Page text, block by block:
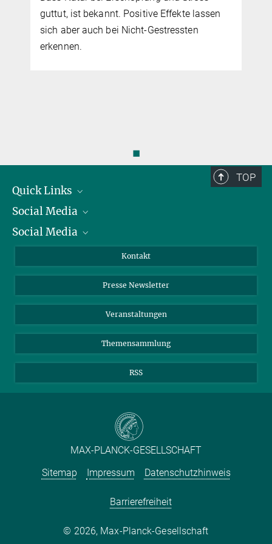
guttut, ist bekannt. Positive Effekte lassen
sich aber auch bei Nicht-Gestressten
erkennen.
◼
TOP
Quick Links
Präsident
Zahlen und Fakten
Meldestelle Fehlverhalten
Social Media
Bluesky
Social Media
YouTube
Kontakt
Presse Newsletter
Veranstaltungen
Themensammlung
RSS
MAX-PLANCK-GESELLSCHAFT
Sitemap
Impressum Datenschutzhinweis
Barrierefreiheit
2026, Max-Planck-Gesellschaft